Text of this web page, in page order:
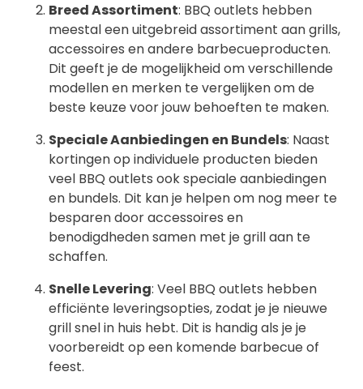
Breed Assortiment: BBQ outlets hebben
meestal een uitgebreid assortiment aan grills,
accessoires en andere barbecueproducten.
Dit geeft je de mogelijkheid om verschillende
modellen en merken te vergelijken om de
beste keuze voor jouw behoeften te maken.
Speciale Aanbiedingen en Bundels: Naast
kortingen op individuele producten bieden
veel BBQ outlets ook speciale aanbiedingen
en bundels. Dit kan je helpen om nog meer te
besparen door accessoires en
benodigdheden samen met je grill aan te
schaffen.
Snelle Levering: Veel BBQ outlets hebben
efficiënte leveringsopties, zodat je je nieuwe
grill snel in huis hebt. Dit is handig als je je
voorbereidt op een komende barbecue of
feest.